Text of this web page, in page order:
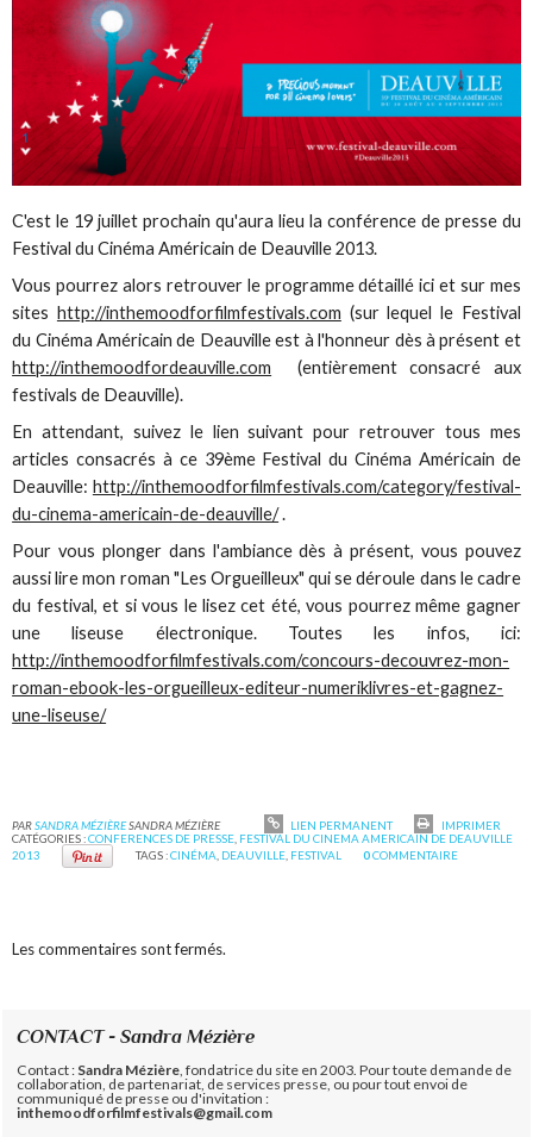
C'est le 19 juillet prochain qu'aura lieu la conférence de presse du
Festival du Cinéma Américain de Deauville 2013.
Vous pourrez alors retrouver le programme détaillé ici et sur mes
sites http://inthemoodforfilmfestivals.com (sur lequel le Festival
du Cinéma Américain de Deauville est à l'honneur dès à présent et
http://inthemoodfordeauville.com (entièrement consacré aux
festivals de Deauville).
En attendant, suivez le lien suivant pour retrouver tous mes
articles consacrés à ce 39ème Festival du Cinéma Américain de
Deauville: http://inthemoodforfilmfestivals.com/category/festival-
du-cinema-americain-de-deauville/.
Pour vous plonger dans l'ambiance dès à présent, vous pouvez
aussi lire mon roman "Les Orgueilleux" qui se déroule dans le cadre
du festival, et si vous le lisez cet été, vous pourrez même gagner
une liseuse électronique. Toutes les infos, ici:
http://inthemoodforfilmfestivals.com/concours-decouvrez-mon-
roman-ebook-les-orgueilleux-editeur-numeriklivres-et-gagnez-
une-liseuse/
PARSANDRA MÉZIÈRESANDRA MÉZIÈRE LIEN PERMANENT
IMPRIMER
CATÉGORIES :CONFERENCES DE PRESSE, FESTIVAL DU CINEMA AMERICAIN DE DEAUVILLE
2013
TAGS :CINÉMA, DEAUVILLE, FESTIVAL 0COMMENTAIRE
Les commentaires sont fermés.
CONTACT - Sandra Mézière
Contact : Sandra Mézière , fondatrice du site en 2003. Pour toute demande de
collaboration, de partenariat, de services presse, ou pour tout envoi de
communiqué de presse ou d'invitation :
inthemoodforfilmfestivals@gmail.com